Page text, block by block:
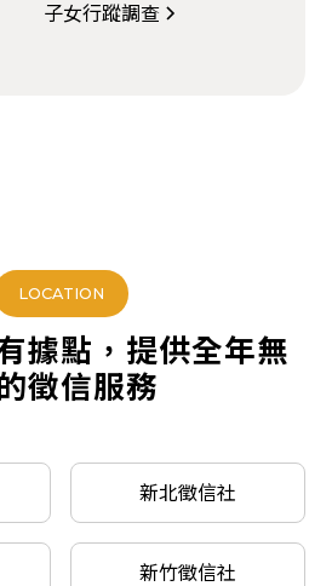
子女行蹤調查
LOCATION
據點，提供全年無
徵信服務
新北徵信社
新竹徵信社